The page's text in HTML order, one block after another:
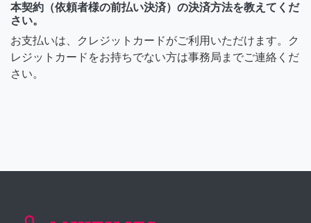
本契約（依頼者様の前払い決済）の決済方法を教えてくだ
さい。
お支払いは、クレジットカードがご利用いただけます。ク
レジットカードをお持ちでない方は事務局までご連絡くだ
さい。